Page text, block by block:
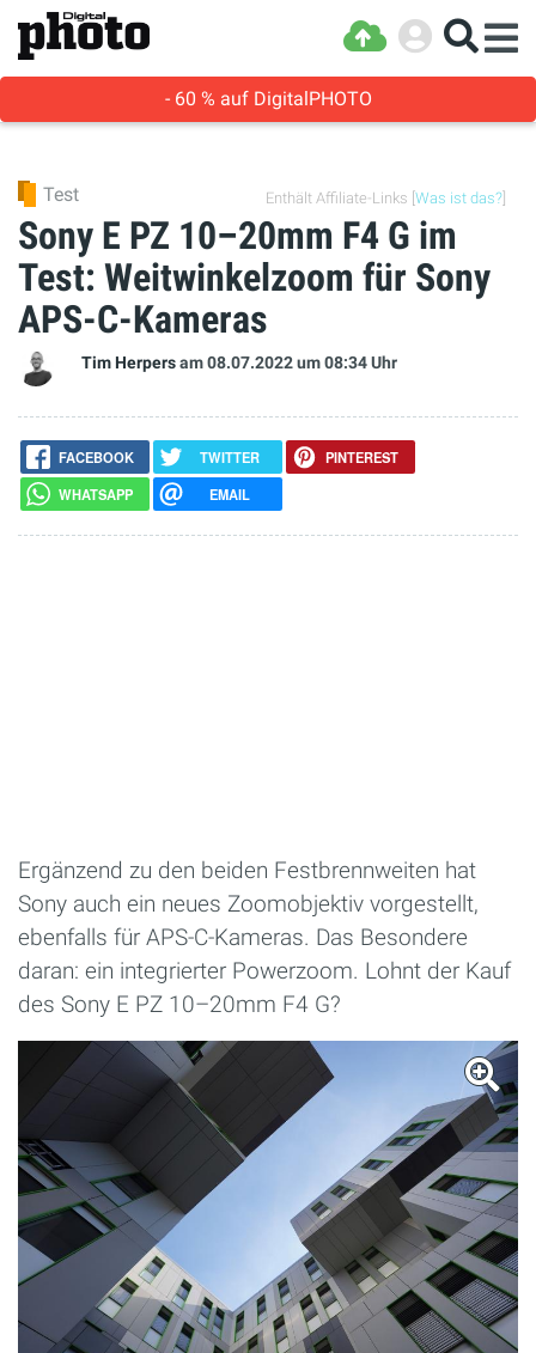
- 60 % auf DigitalPHOTO
Enthält Affiliate-Links [ Was ist das?
Test
Sony E PZ 10–20mm F4 G im
Test: Weitwinkelzoom für Sony
APS-C-Kameras
Tim Herpersam 08.07.2022um 08:34 Uhr
FACEBOOK TWITTER
PINTEREST
WHATSAPP
EMAIL
Ergänzend zu den beiden Festbrennweiten hat
Sony auch ein neues Zoomobjektiv vorgestellt,
ebenfalls für APS-C-Kameras. Das Besondere
daran: ein integrierter Powerzoom. Lohnt der Kauf
des Sony E PZ 10–20mm F4 G?